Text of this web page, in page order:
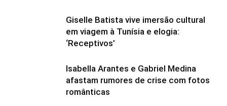
Giselle Batista vive imersão cultural
em viagem à Tunísia e elogia:
‘Receptivos’
Isabella Arantes e Gabriel Medina
afastam rumores de crise com fotos
românticas